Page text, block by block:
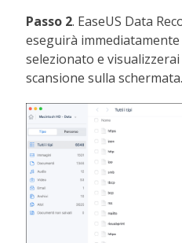
Passo 2. EaseUS Data
eseguirà
selezionato e
scansione sulla schermata.